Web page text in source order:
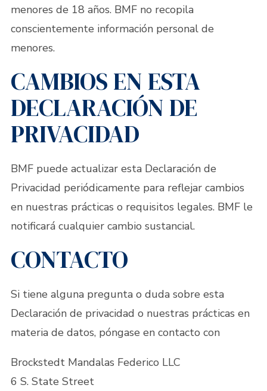
menores de 18 años. BMF no recopila
conscientemente información personal de
menores.
CAMBIOS EN ESTA
DECLARACIÓN DE
PRIVACIDAD
BMF puede actualizar esta Declaración de
Privacidad periódicamente para reflejar cambios
en nuestras prácticas o requisitos legales. BMF le
notificará cualquier cambio sustancial.
CONTACTO
Si tiene alguna pregunta o duda sobre esta
Declaración de privacidad o nuestras prácticas en
materia de datos, póngase en contacto con
Brockstedt Mandalas Federico LLC
6 S. State Street